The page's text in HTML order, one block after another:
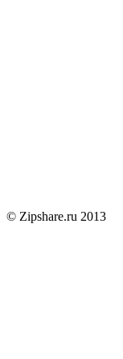
© Zipshare.ru 2013